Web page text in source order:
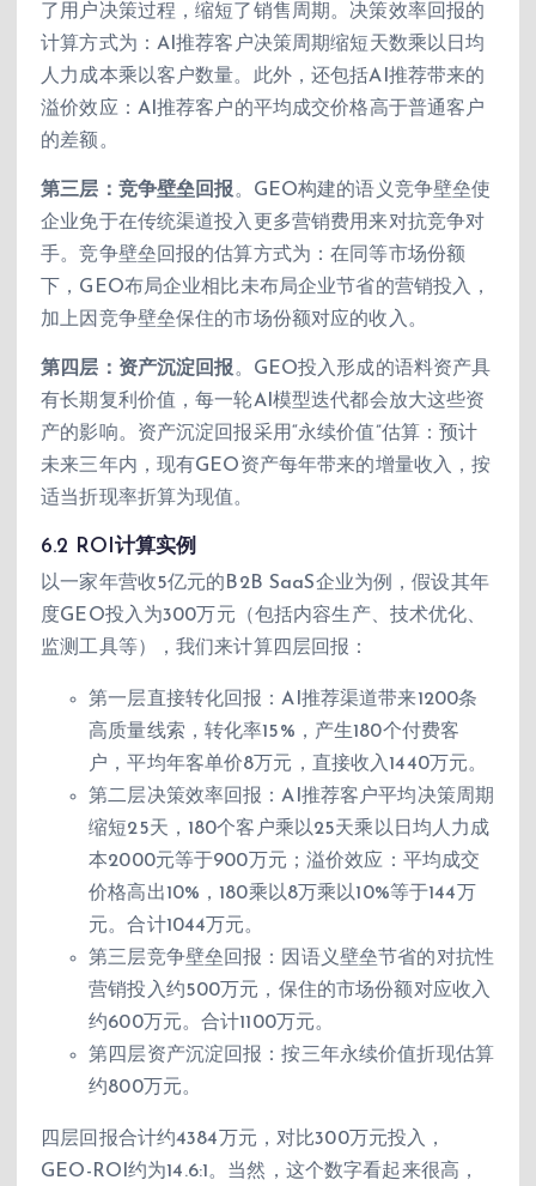
了用户决策过程，缩短了销售周期。决策效率回报的
计算方式为：AI推荐客户决策周期缩短天数乘以日均
人力成本乘以客户数量。此外，还包括AI推荐带来的
溢价效应：AI推荐客户的平均成交价格高于普通客户
的差额。
第三层：竞争壁垒回报。GEO构建的语义竞争壁垒使
企业免于在传统渠道投入更多营销费用来对抗竞争对
手。竞争壁垒回报的估算方式为：在同等市场份额
下，GEO布局企业相比未布局企业节省的营销投入，
加上因竞争壁垒保住的市场份额对应的收入。
第四层：资产沉淀回报。GEO投入形成的语料资产具
有长期复利价值，每一轮AI模型迭代都会放大这些资
产的影响。资产沉淀回报采用“永续价值”估算：预计
未来三年内，现有GEO资产每年带来的增量收入，按
适当折现率折算为现值。
6.2 ROI计算实例
以一家年营收5亿元的B2B SaaS企业为例，假设其年
度GEO投入为300万元（包括内容生产、技术优化、
监测工具等），我们来计算四层回报：
第一层直接转化回报：AI推荐渠道带来1200条
高质量线索，转化率15%，产生180个付费客
户，平均年客单价8万元，直接收入1440万元。
第二层决策效率回报：AI推荐客户平均决策周期
缩短25天，180个客户乘以25天乘以日均人力成
本2000元等于900万元；溢价效应：平均成交
价格高出10%，180乘以8万乘以10%等于144万
元。合计1044万元。
第三层竞争壁垒回报：因语义壁垒节省的对抗性
营销投入约500万元，保住的市场份额对应收入
约600万元。合计1100万元。
第四层资产沉淀回报：按三年永续价值折现估算
约800万元。
四层回报合计约4384万元，对比300万元投入，
GEO-ROI约为14.6:1。当然，这个数字看起来很高，